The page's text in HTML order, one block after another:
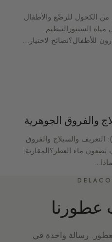
من الكحول للرضّع والأطفال
مياه السنتورالتنظيم
للأطفال؟نصائح لاختيار…
والفروق الجوهرية
المحتوياتماء العطر (Eau de Parfum): التعريف والسيلاج والفروق
تضعون ماء العطر؟المقارنة:
عطورنا
رسالة واحدة في